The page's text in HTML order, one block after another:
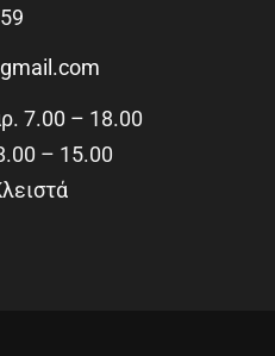
7.00 – 18.00
– 15.00